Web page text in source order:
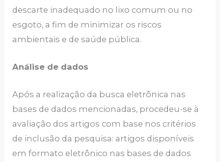
descarte inadequado no lixo comum ou no
esgoto, a fim de minimizar os riscos
ambientais e de saúde pública.
Análise de dados
Após a realização da busca eletrônica nas
bases de dados mencionadas, procedeu-se à
avaliação dos artigos com base nos critérios
de inclusão da pesquisa: artigos disponíveis
em formato eletrônico nas bases de dados